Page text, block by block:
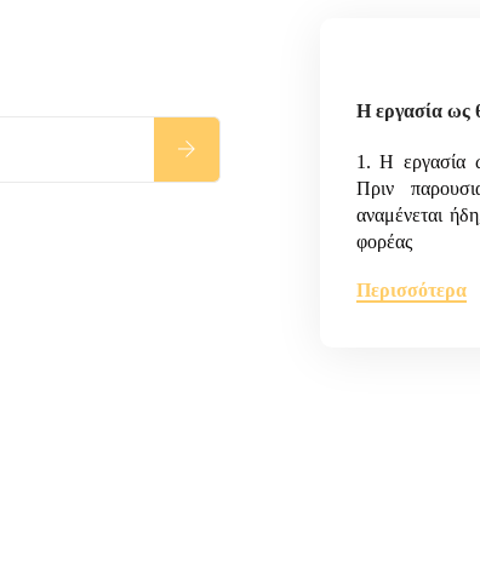
Η εργασία ως
1. Η εργασία
Πριν
αναμένεται
φορέας
Περισσότερα